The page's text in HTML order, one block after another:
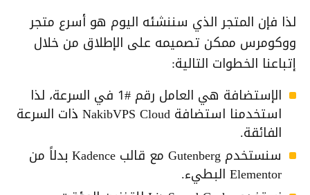
لذا فإن المتجر الذي سننشئه اليوم هو أسرع متجر
ووكومرس ممكن تصميمه على الإطلاق من خلال
إتباعنا الخطوات التالية:
الإستضافة هي العامل رقم #1 في السرعة، لذا
استخدمنا استضافة NakibVPS Cloud ذات السرعة
الفائقة.
سنستخدم Gutenberg مع قالب Kadence بدلاً من
Elementor البطيء.